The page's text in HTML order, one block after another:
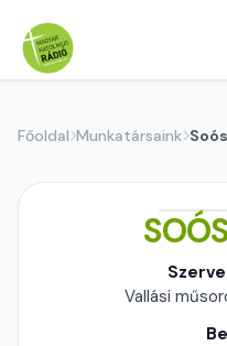
Főoldal Munkatársaink
Vallási